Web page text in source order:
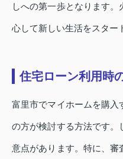
しへの第一歩となります
心して新しい生活をスター
住宅ローン利用時
富里市でマイホームを購入
の方が検討する方法です。
意点があります。特に、審